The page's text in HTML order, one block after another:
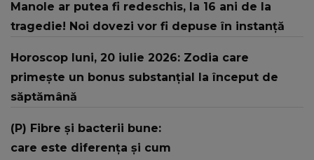
Manole ar putea fi redeschis, la 16 ani de la
tragedie! Noi dovezi vor fi depuse în instanță
Horoscop luni, 20 iulie 2026: Zodia care
primește un bonus substanțial la început de
săptămână
(P) Fibre și bacterii bune:
care este diferența și cum